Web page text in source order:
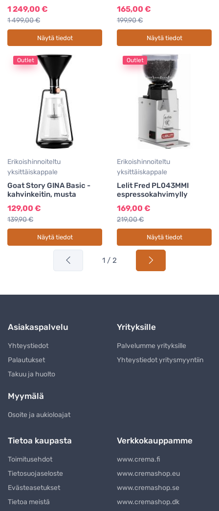
1 249,00 €
1 499,00 €
Näytä tiedot
165,00 €
199,90 €
Näytä tiedot
Outlet
Erikoishinnoiteltu
yksittäiskappale
Goat Story GINA Basic -
kahvinkeitin, musta
129,00 €
139,90 €
Näytä tiedot
Outlet
Erikoishinnoiteltu
yksittäiskappale
Lelit Fred PL043MMI
espressokahvimylly
169,00 €
219,00 €
Näytä tiedot
1 / 2
Asiakaspalvelu
Yhteystiedot
Palautukset
Takuu ja huolto
Yrityksille
Palvelumme yrityksille
Yhteystiedot yritysmyyntiin
Myymälä
Osoite ja aukioloajat
Tietoa kaupasta
Toimitusehdot
Tietosuojaseloste
Evästeasetukset
Tietoa meistä
Verkkokauppamme
www.crema.fi
www.cremashop.eu
www.cremashop.se
www.cremashop.dk